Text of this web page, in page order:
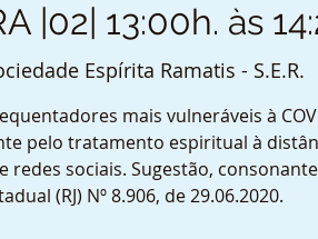
|02| 13:00h. às
Espírita Ramatis - S.E.R.
mais vulneráveis à
pelo tratamento espiritual à
redes sociais. Sugestão,
(RJ) Nº 8.906, de 29.06.2020.